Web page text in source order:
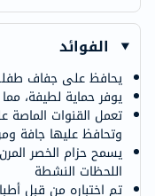
الفوائد
يحافظ على جفاف
يوفر حماية لطيفة،
تعمل القنوات الماصة
وتحافظ عليها جافة
يسمح حزام الخصر المرن
اللحظات النشطة
تم اختباره من قبل